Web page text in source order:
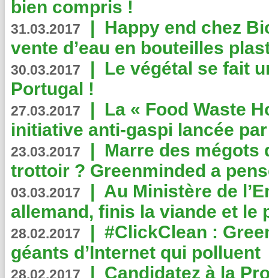
bien compris !
31.03.2017 | Happy end chez
vente d’eau en bouteilles
30.03.2017 | Le végétal se fait
Portugal !
27.03.2017 | La « Food Waste
initiative anti-gaspi lancée
23.03.2017 | Marre des mégots
trottoir ? Greenminded a
03.03.2017 | Au Ministère de
allemand, finis la viande et le
28.02.2017 | #ClickClean :
géants d’Internet qui polluent
28.02.2017 | Candidatez à la